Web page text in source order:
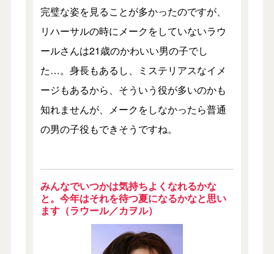
完璧な姿を見ることが多かったのですが、
リハーサルの時にメークをしていないラウ
ールさんは21歳のかわいい男の子でし
た…。身長もあるし、ミステリアスなイメ
ージもあるから、そういう役が多いのかも
知れませんが、メークをしなかったら普通
の男の子役もできそうですね。
みんなでいつかは気持ちよくなれるかな
と。今年はそれを待つ夏になるかなと思い
ます（ラウール／カヲル）